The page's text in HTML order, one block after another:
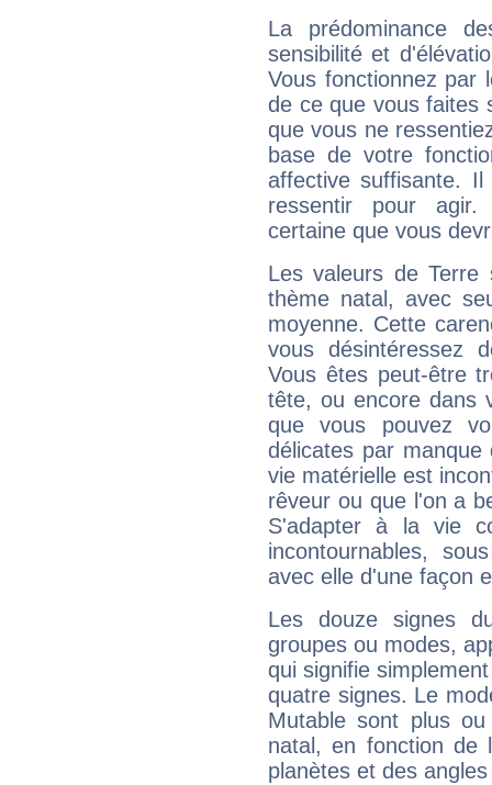
La prédominance
sensibilité et
Vous fonctionnez
de ce que vous faites
que vous ne
base de votre
affective suffisante.
ressentir pour agir.
certaine que vous
Les valeurs de Terre
thème natal, avec
moyenne. Cette
vous désintéressez
Vous êtes peut-être
tête, ou encore dans
que vous pouvez
délicates par
vie matérielle est
rêveur ou que l'on a
S'adapter à la vie
incontournables,
avec elle d'une façon
Les douze signes
groupes ou modes,
qui signifie
quatre signes. Le
Mutable sont plus
natal, en fonction de
planètes et des